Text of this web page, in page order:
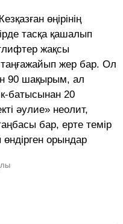
өңірінің
тасқа қашалып
жақсы
таңғажайып жер бар. Ол
90 шақырым, ал
батысынан 20
әулие» неолит,
бар, ерте темір
орындар